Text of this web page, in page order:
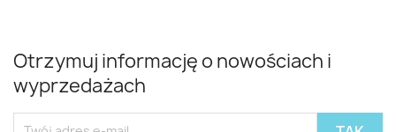
Otrzymuj informację o nowościach i
wyprzedażach